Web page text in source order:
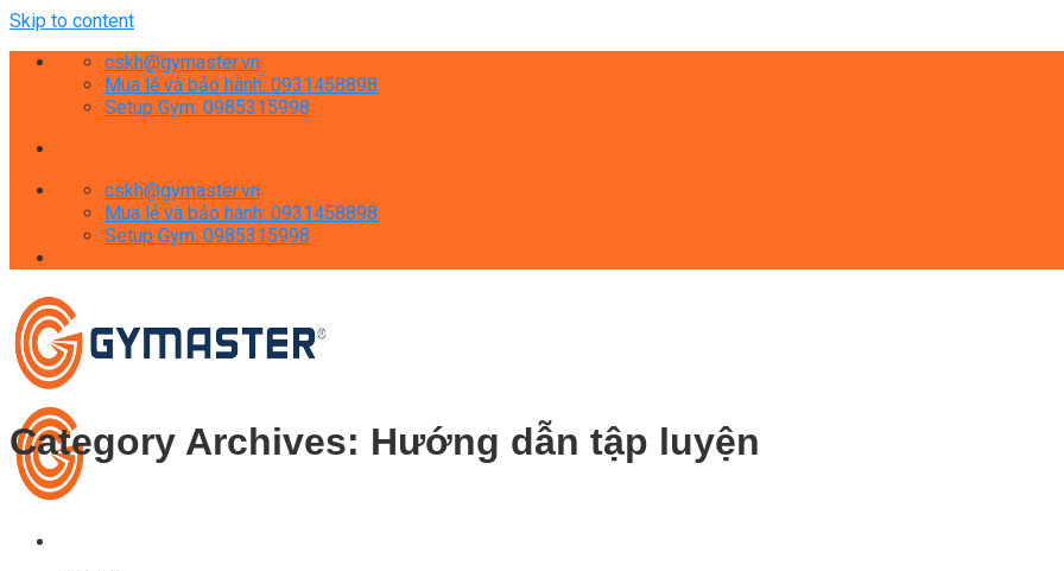
Skip to content
cskh@gymaster.vn
Mua lẻ và bảo hành: 0931458898
Setup Gym: 0985315998
cskh@gymaster.vn
Mua lẻ và bảo hành: 0931458898
Setup Gym: 0985315998
Category Archives: Hướng dẫn tập luyện